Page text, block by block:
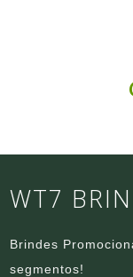
WT7
Brindes
segmentos!